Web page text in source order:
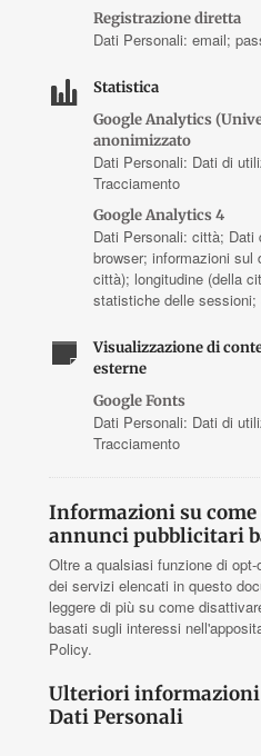
Registrazione diretta
Dati Personali: email;
Statistica
Google Analytics
anonimizzato
Dati Personali: Dati di
Tracciamento
Google Analytics 4
Dati Personali: città;
browser; informazioni
città); longitudine (della
statistiche delle
Visualizzazione di
esterne
Google Fonts
Dati Personali: Dati di
Tracciamento
Informazioni su
annunci pubblicitari
Oltre a qualsiasi funzione di
dei servizi elencati in questo
leggere di più su come
basati sugli interessi
Policy.
Ulteriori
Dati Personali